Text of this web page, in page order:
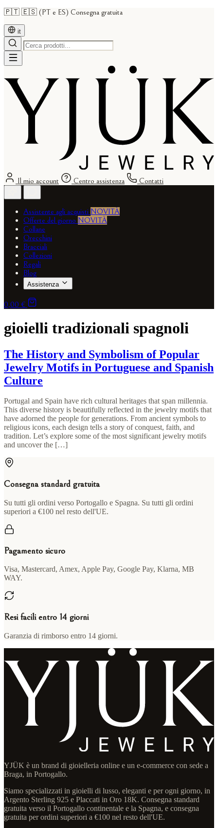
🇵🇹 🇪🇸 (PT e ES) Consegna gratuita
it
Il mio account Centro assistenza Contatti
Assistente agli acquisti NOVITÀ
Offerte del giorno NOVITÀ
Collane
Orecchini
Bracciali
Collezioni
Regali
Blog
Assistenza
0,00 €
gioielli tradizionali spagnoli
The History and Symbolism of Popular
Jewelry Motifs in Portuguese and Spanish
Culture
Portugal and Spain have rich cultural heritages that span millennia.
This diverse history is beautifully reflected in the jewelry motifs that
have adorned the people for generations. From ancient symbols to
religious icons, each design tells a story of conquest, faith, and
tradition. Let’s explore some of the most significant jewelry motifs
and uncover the […]
Consegna standard gratuita
Su tutti gli ordini verso Portogallo e Spagna. Su tutti gli ordini
superiori a €100 nel resto dell'UE.
Pagamento sicuro
Visa, Mastercard, Amex, Apple Pay, Google Pay, Klarna, MB
WAY.
Resi facili entro 14 giorni
Garanzia di rimborso entro 14 giorni.
YJÜK è un brand di gioielleria online e un e-commerce con sede a
Braga, in Portogallo.
Siamo specializzati in gioielli di lusso, eleganti e per ogni giorno, in
Argento Sterling 925 e Placcati in Oro 18K. Consegna standard
gratuita verso il Portogallo continentale e la Spagna, e consegna
gratuita per ordini superiori a €100 nel resto dell'UE.